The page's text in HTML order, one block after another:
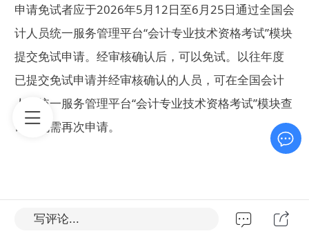
申请免试者应于2026年5月12日至6月25日通过全国会
计人员统一服务管理平台“会计专业技术资格考试”模块
提交免试申请。经审核确认后，可以免试。以往年度
已提交免试申请并经审核确认的人员，可在全国会计
人员统一服务管理平台“会计专业技术资格考试”模块查
询，无需再次申请。
来自于北京市财政局会计网,转载请标明出处链接： htt
写评论...